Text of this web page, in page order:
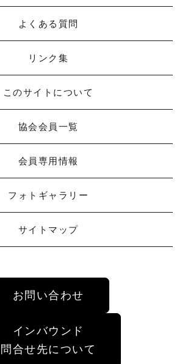
よくある質問
リンク集
このサイトについて
協会会員一覧
会員専用情報
フォトギャラリー
サイトマップ
お問い合わせ
インバウンド
問合せ先について